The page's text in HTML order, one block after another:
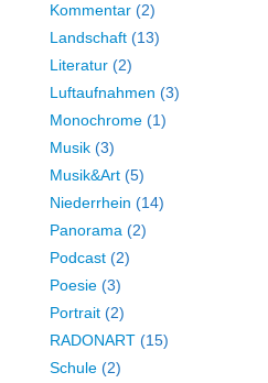
Kommentar (2)
Landschaft (13)
Literatur (2)
Luftaufnahmen (3)
Monochrome (1)
Musik (3)
Musik&Art (5)
Niederrhein (14)
Panorama (2)
Podcast (2)
Poesie (3)
Portrait (2)
RADONART (15)
Schule (2)